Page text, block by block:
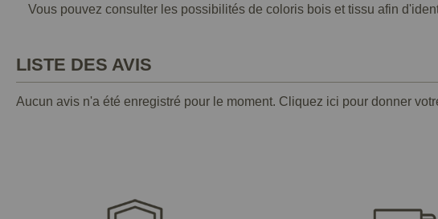
Vous pouvez consulter les possibilités de coloris bois et tissu afin
LISTE DES AVIS
Aucun avis n'a été enregistré pour le moment. Cliquez ici pour donner